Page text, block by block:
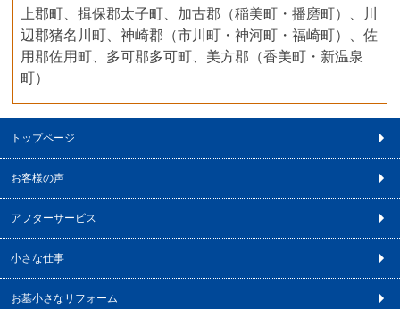
上郡町、揖保郡太子町、加古郡（稲美町・播磨町）、川
辺郡猪名川町、神崎郡（市川町・神河町・福崎町）、佐
用郡佐用町、多可郡多可町、美方郡（香美町・新温泉
町）
トップページ
お客様の声
アフターサービス
小さな仕事
お墓小さなリフォーム